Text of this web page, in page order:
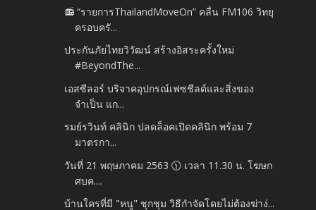
📻 “รายการThailandMoveOn” คลื่น FM106 วิทยุ
ครอบครั...
ประกันภัยไทยวิวัฒน์ สร้างอิสระครั้งใหม่
#BeyondThe...
เอสซีลอร์ บริจาคอุปกรณ์เฟซชีลด์และสิ่งของ
จำเป็น แก...
รมย์รวินท์ คลินิก ปลดล็อคเปิดคลินิก พร้อม 7
มาตรกา...
วันที่ 21 พฤษภาคม 2563 🕦 เวลา 11.30 น. โฆษก
ศบค....
บ้านใครที่มี "หนู" ชุกชุม วิธีกำจัดโดยไม่ต้องฆ่าง่...